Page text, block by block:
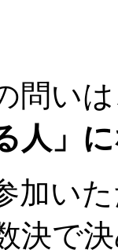
問い
人」
加い
決で